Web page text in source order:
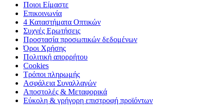
Ποιοι Είμαστε
Επικοινωνία
4 Καταστήματα Οπτικών
Συχνές Ερωτήσεις
Προστασία προσωπικών δεδομένων
Όροι Χρήσης
Πολιτική απορρήτου
Cookies
Τρόποι πληρωμής
Ασφάλεια Συναλλαγών
Αποστολές & Μεταφορικά
Εύκολη & γρήγορη επιστροφή προϊόντων